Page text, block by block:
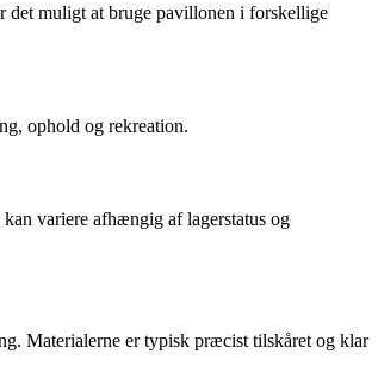
det muligt at bruge pavillonen i forskellige
ophold og rekreation.
variere afhængig af lagerstatus og
Materialerne er typisk præcist tilskåret og klar